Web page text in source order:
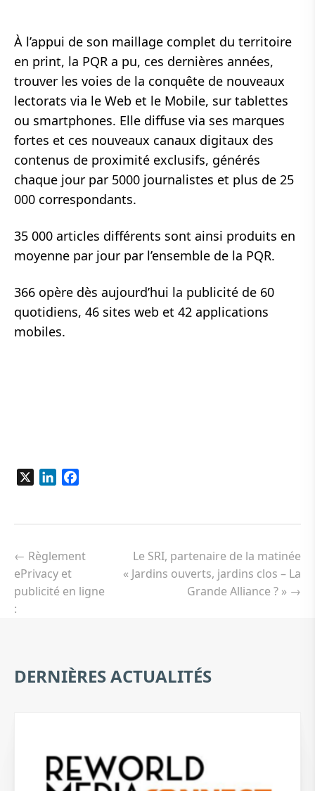
À l’appui de son maillage complet du territoire
en print, la PQR a pu, ces dernières années,
trouver les voies de la conquête de nouveaux
lectorats via le Web et le Mobile, sur tablettes
ou smartphones. Elle diffuse via ses marques
fortes et ces nouveaux canaux digitaux des
contenus de proximité exclusifs, générés
chaque jour par 5000 journalistes et plus de 25
000 correspondants.
35 000 articles différents sont ainsi produits en
moyenne par jour par l’ensemble de la PQR.
366 opère dès aujourd’hui la publicité de 60
quotidiens, 46 sites web et 42 applications
mobiles.
LinkedIn
de
l’article
← Règlement
ePrivacy et
publicité en ligne
:
Le SRI, partenaire de la matinée
« Jardins ouverts, jardins clos – La
Grande Alliance ? » →
DERNIÈRES ACTUALITÉS